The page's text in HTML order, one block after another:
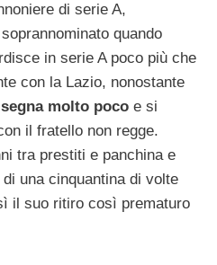
di serie A,
quando
in serie A poco più che
con la Lazio, nonostante
segna molto poco e si
il fratello non regge.
tra prestiti e panchina e
una cinquantina di volte
il suo ritiro così prematuro